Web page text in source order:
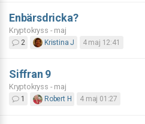
Enbärsdricka?
Kryptokryss - maj
2 Kristina J 4 maj 12:41
Siffran 9
Kryptokryss - maj
1 Robert H 4 maj 01:27